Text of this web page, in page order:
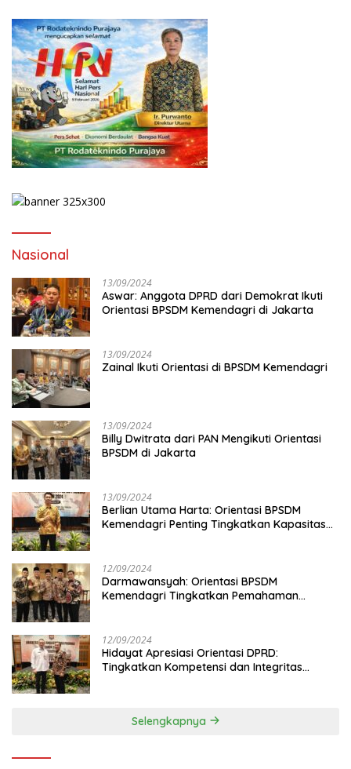
Nasional
13/09/2024
Aswar: Anggota DPRD dari Demokrat Ikuti
Orientasi BPSDM Kemendagri di Jakarta
13/09/2024
Zainal Ikuti Orientasi di BPSDM Kemendagri
13/09/2024
Billy Dwitrata dari PAN Mengikuti Orientasi
BPSDM di Jakarta
13/09/2024
Berlian Utama Harta: Orientasi BPSDM
Kemendagri Penting Tingkatkan Kapasitas
12/09/2024
Darmawansyah: Orientasi BPSDM
Kemendagri Tingkatkan Pemahaman
12/09/2024
Hidayat Apresiasi Orientasi DPRD:
Tingkatkan Kompetensi dan Integritas
Selengkapnya